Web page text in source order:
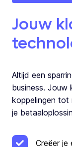
Jouw
Altijd een
business. Jouw
koppelingen tot
je
Creëer je